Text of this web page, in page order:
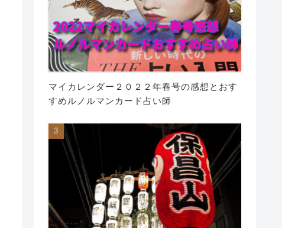
マイカレンダー２０２２年春号の感想とおす
すめルノルマンカード占い師